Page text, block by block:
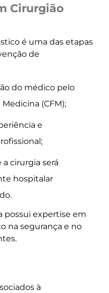
Cirurgião
é uma das etapas
de
do médico pelo
(CFM);
e
cirurgia será
hospitalar
possui expertise em
na segurança e no
à